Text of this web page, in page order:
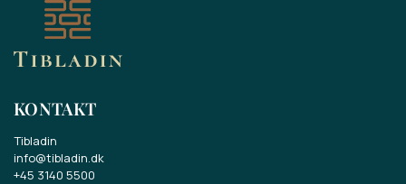
KONTAKT
Tibladin
info@tibladin.dk
+45 3140 5500